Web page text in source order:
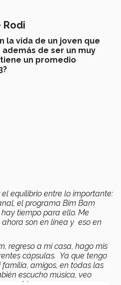
Rodi
la vida de un joven que
de ser un muy
un promedio
equilibrio entre lo importante:
el programa Bim Bam
tiempo para ello. Me
ahora son en linea y eso en
regreso a mi casa, hago mis
cápsulas. Ya que tengo
amigos, en todas las
escucho música, veo